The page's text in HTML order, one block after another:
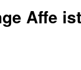
Affe